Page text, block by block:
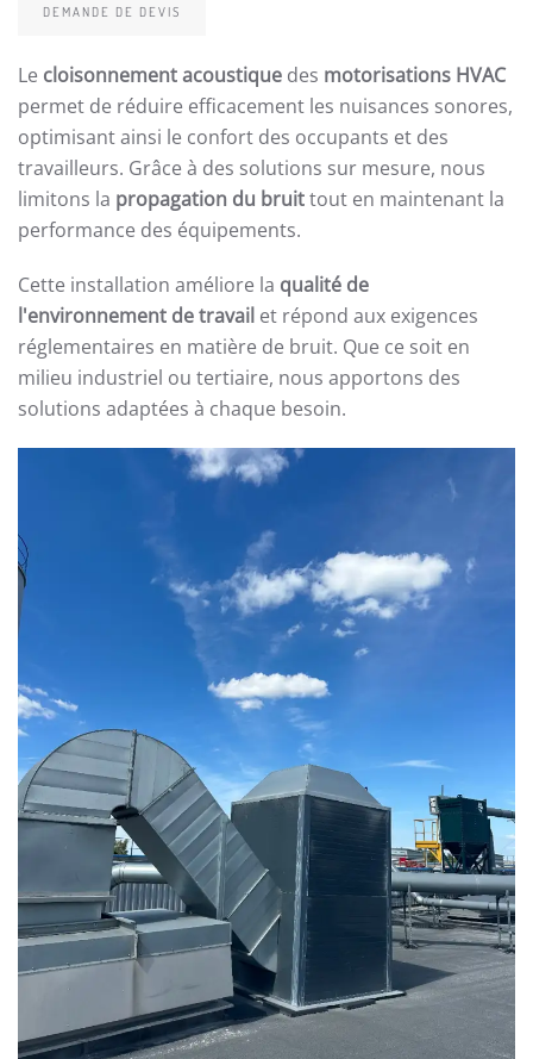
DEMANDE DE DEVIS
Le cloisonnement acoustique des motorisations HVAC
permet de réduire efficacement les nuisances sonores,
optimisant ainsi le confort des occupants et des
travailleurs. Grâce à des solutions sur mesure, nous
limitons la propagation du bruittout en maintenant la
performance des équipements.
Cette installation améliore la qualité de
l'environnement de travail et répond aux exigences
réglementaires en matière de bruit. Que ce soit en
milieu industriel ou tertiaire, nous apportons des
solutions adaptées à chaque besoin.